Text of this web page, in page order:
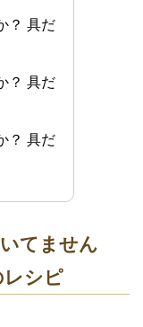
？ 具だ
？ 具だ
？ 具だ
てません
レシピ